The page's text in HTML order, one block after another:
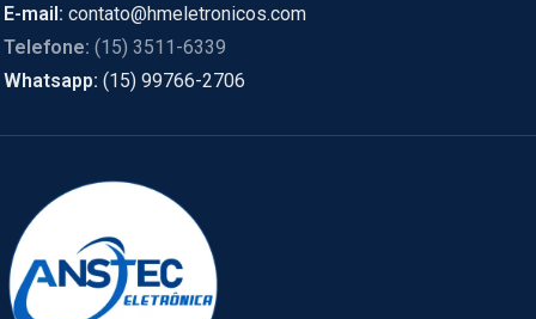
E-mail: contato@hmeletronicos.com
Telefone: (15) 3511-6339
Whatsapp: (15) 99766-2706